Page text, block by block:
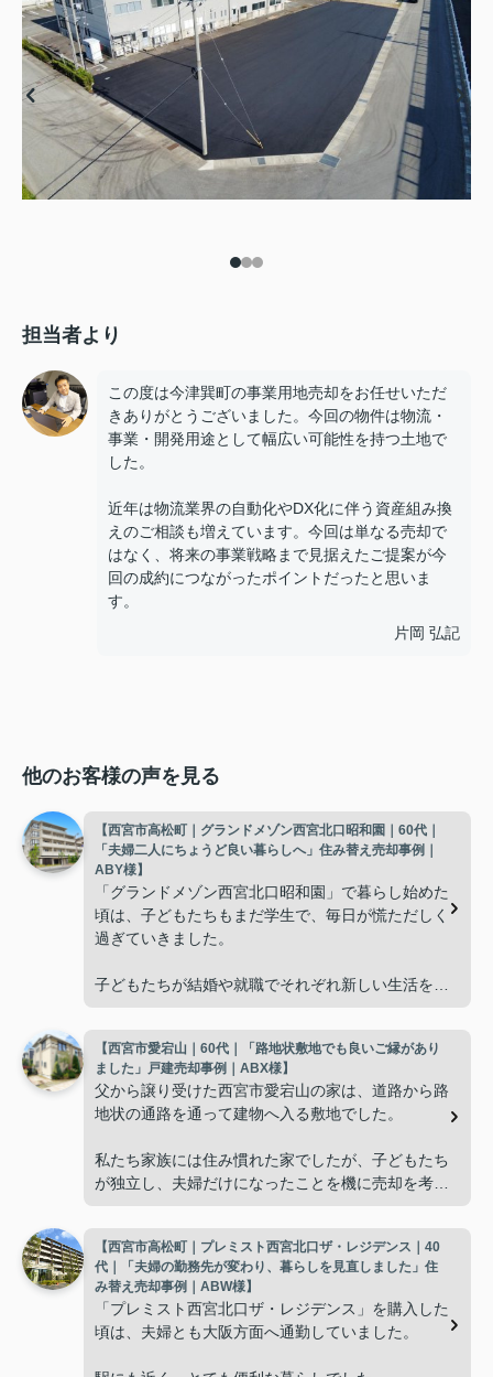
担当者より
この度は今津巽町の事業用地売却をお任せいただ
きありがとうございました。今回の物件は物流・
事業・開発用途として幅広い可能性を持つ土地で
した。
近年は物流業界の自動化やDX化に伴う資産組み換
えのご相談も増えています。今回は単なる売却で
はなく、将来の事業戦略まで見据えたご提案が今
回の成約につながったポイントだったと思いま
す。
片岡 弘記
他のお客様の声を見る
【西宮市高松町｜グランドメゾン西宮北口昭和園｜60代｜
「夫婦二人にちょうど良い暮らしへ」住み替え売却事例｜
ABY様】
「グランドメゾン西宮北口昭和園」で暮らし始めた
頃は、子どもたちもまだ学生で、毎日が慌ただしく
過ぎていきました。
子どもたちが結婚や就職でそれぞれ新しい生活を始
「これからの暮らしに合った住まいを選びたい
ね。」
と自然に話すようになりました。
広さよりも、掃除や管理がしやすく、毎日の生活を
快適に送れることを重視するようになり、住み替え
インフィニティエステートさんへ相談すると、「グ
ランドメゾン西宮北口昭和園」の査定だけでなく、
売却と新居への住み替え時期を無理なく進められる
よう細かくサポートしてくださいました。
【西宮市愛宕山｜60代｜「路地状敷地でも良いご縁があり
ました」戸建売却事例｜ABX様】
父から譲り受けた西宮市愛宕山の家は、道路から路
地状の通路を通って建物へ入る敷地でした。
私たち家族には住み慣れた家でしたが、子どもたち
が独立し、夫婦だけになったことを機に売却を考え
ただ、
「こういう土地は人気がないのでは。」
という不安があり、相談するまでに少し時間がかか
りました。
【西宮市高松町｜プレミスト西宮北口ザ・レジデンス｜40
代｜「夫婦の勤務先が変わり、暮らしを見直しました」住
み替え売却事例｜ABW様】
「プレミスト西宮北口ザ・レジデンス」を購入した
頃は、夫婦とも大阪方面へ通勤していました。